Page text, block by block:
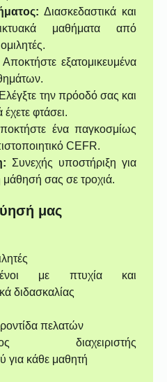
Διασκεδαστικά και
μαθήματα από
Αποκτήστε εξατομικευμένα
Ελέγξτε την πρόοδό σας και
φτάσει.
ένα παγκοσμίως
CEFR.
Συνεχής υποστήριξη για
μάθησή σας σε τροχιά.
μας
με πτυχία και
διδασκαλίας
πελατών
διαχειριστής
για κάθε μαθητή